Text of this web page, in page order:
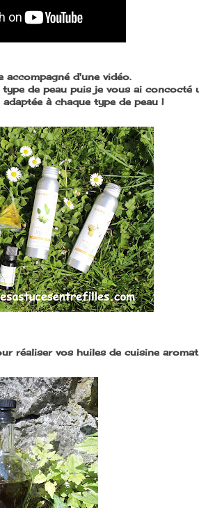
accompagné d'une vidéo.
de peau puis je vous ai concocté
à chaque type de peau !
réaliser vos huiles de cuisine